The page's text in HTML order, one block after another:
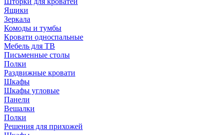
Ящики
Зеркала
Комоды и тумбы
Кровати односпальные
Мебель для ТВ
Письменные столы
Полки
Раздвижные кровати
Шкафы
Шкафы угловые
Панели
Вешалки
Полки
Решения для прихожей